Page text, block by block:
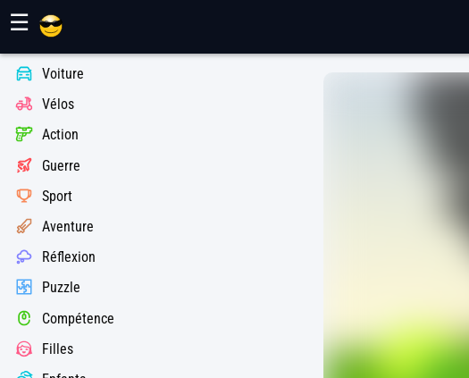
☰
Voiture
Vélos
Action
Guerre
Sport
Aventure
Réflexion
Puzzle
Compétence
Filles